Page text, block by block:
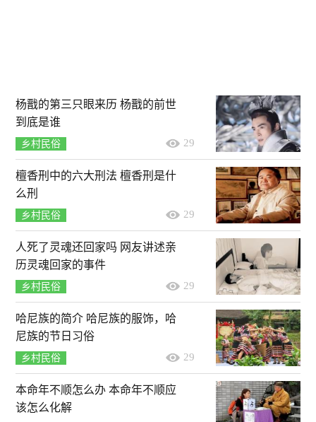
杨戬的第三只眼来历 杨戬的前世
到底是谁
乡村民俗 29
檀香刑中的六大刑法 檀香刑是什
么刑
乡村民俗 29
人死了灵魂还回家吗 网友讲述亲
历灵魂回家的事件
乡村民俗 29
哈尼族的简介 哈尼族的服饰，哈
尼族的节日习俗
乡村民俗 29
本命年不顺怎么办 本命年不顺应
该怎么化解